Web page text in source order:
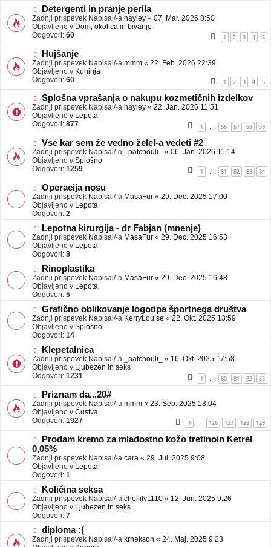
b
a
v
e
N
o
v
e
o
b
a
v
e
Detergenti in pranje perila
Zadnji prispevek Napisal/-a hayley « 07. Mar. 2026 8:50
Objavljeno v Dom, okolica in bivanje
Odgovori: 60 1 2 3 4 5
N
o
v
e
o
b
a
v
e
Hujšanje
Zadnji prispevek Napisal/-a mmm « 22. Feb. 2026 22:39
Objavljeno v Kuhinja
Odgovori: 60 1 2 3 4 5
N
o
v
e
b
a
v
e
Splošna vprašanja o nakupu kozmetičnih izdelkov
Zadnji prispevek Napisal/-a hayley « 22. Jan. 2026 11:51
Objavljeno v Lepota
Odgovori: 877 1 … 56 57 58 59
N
o
v
e
b
a
v
e
Vse kar sem že vedno želel-a vedeti #2
Zadnji prispevek Napisal/-a _patchouli_ « 06. Jan. 2026 11:14
Objavljeno v Splošno
Odgovori: 1259 1 81 82 83 84
N
o
v
e
o
j
a
v
e
Operacija nosu
Zadnji prispevek Napisal/-a MasaFur « 29. Dec. 2025 17:00
Objavljeno v Lepota
Odgovori: 2
N
o
v
e
o
j
a
v
e
Lepotna kirurgija - dr Fabjan (mnenje)
Zadnji prispevek Napisal/-a MasaFur « 29. Dec. 2025 16:53
Objavljeno v Lepota
Odgovori: 8
N
o
v
e
o
b
j
a
v
e
Rinoplastika
Zadnji prispevek Napisal/-a MasaFur « 29. Dec. 2025 16:48
Objavljeno v Lepota
Odgovori: 5
N
o
v
e
o
j
a
v
e
Grafično oblikovanje logotipa športnega društva
Zadnji prispevek Napisal/-a KerryLouise « 22. Okt. 2025 13:59
Objavljeno v Splošno
Odgovori: 14
N
o
v
e
b
a
v
e
Klepetalnica
Zadnji prispevek Napisal/-a _patchouli_ « 16. Okt. 2025 17:58
Objavljeno v Ljubezen in seks
Odgovori: 1231 1 80 81 82 83
N
o
v
e
o
b
j
a
v
e
Priznam da...20#
Zadnji prispevek Napisal/-a mmm « 23. Sep. 2025 18:04
Objavljeno v Čustva
Odgovori: 1927 1 126 127 128 129
N
o
v
e
o
b
a
v
e
Prodam kremo za mladostno kožo tretinoin Ketrel
0,05%
Zadnji prispevek Napisal/-a cara « 29. Jul. 2025 9:08
Objavljeno v Lepota
Odgovori: 1
N
o
v
e
o
b
j
Količina seksa
Zadnji prispevek Napisal/-a chellily1110 « 12. Jun. 2025 9:26
Objavljeno v Ljubezen in seks
Odgovori: 7
N
o
diploma :(
Zadnji prispevek Napisal/-a krnekson « 24. Maj. 2025 9:23